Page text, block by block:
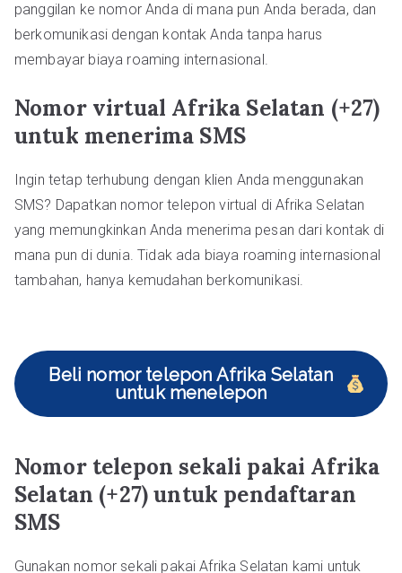
panggilan ke nomor Anda di mana pun Anda berada, dan
berkomunikasi dengan kontak Anda tanpa harus
membayar biaya roaming internasional.
Nomor virtual Afrika Selatan (+27)
untuk menerima SMS
Ingin tetap terhubung dengan klien Anda menggunakan
SMS? Dapatkan nomor telepon virtual di Afrika Selatan
yang memungkinkan Anda menerima pesan dari kontak di
mana pun di dunia. Tidak ada biaya roaming internasional
tambahan, hanya kemudahan berkomunikasi.
Beli nomor telepon Afrika Selatan
untuk menelepon
Nomor telepon sekali pakai Afrika
Selatan (+27) untuk pendaftaran
SMS
Gunakan nomor sekali pakai Afrika Selatan kami untuk